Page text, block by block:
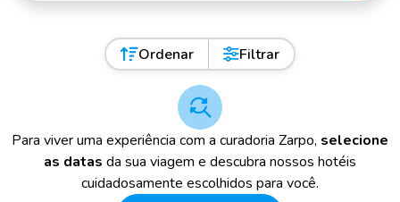
Ordenar Filtrar
Para viver uma experiência com a curadoria Zarpo, selecione
as datas da sua viagem e descubra nossos hotéis
cuidadosamente escolhidos para você.